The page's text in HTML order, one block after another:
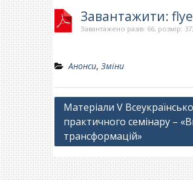
Завантажити:
Завантажено разів: 66, розмір:
Анонси, Зміни
Навігація
записів
Матеріали V
практичного семінару –
трансформацій»